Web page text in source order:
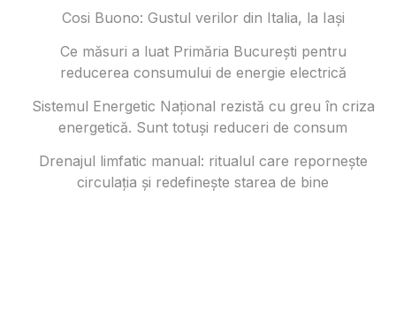
Cosi Buono: Gustul verilor din Italia, la Iași
Ce măsuri a luat Primăria București pentru
reducerea consumului de energie electrică
Sistemul Energetic Național rezistă cu greu în criza
energetică. Sunt totuși reduceri de consum
Drenajul limfatic manual: ritualul care repornește
circulația și redefinește starea de bine